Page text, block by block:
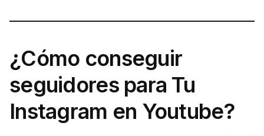
¿Cómo conseguir
seguidores para Tu
Instagram en Youtube?